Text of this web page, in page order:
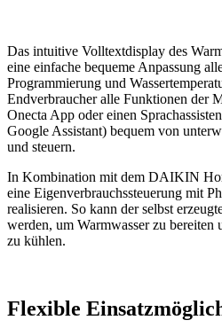
Das intuitive Volltextdisplay des
eine einfache bequeme Anpassung
Programmierung und
Endverbraucher alle Funktionen der
Onecta App oder einen
Google Assistant) bequem von
und steuern.
In Kombination mit dem DAIKIN
eine Eigenverbrauchssteuerung mit
realisieren. So kann der selbst
werden, um Warmwasser zu bereiten
zu kühlen.
Flexible